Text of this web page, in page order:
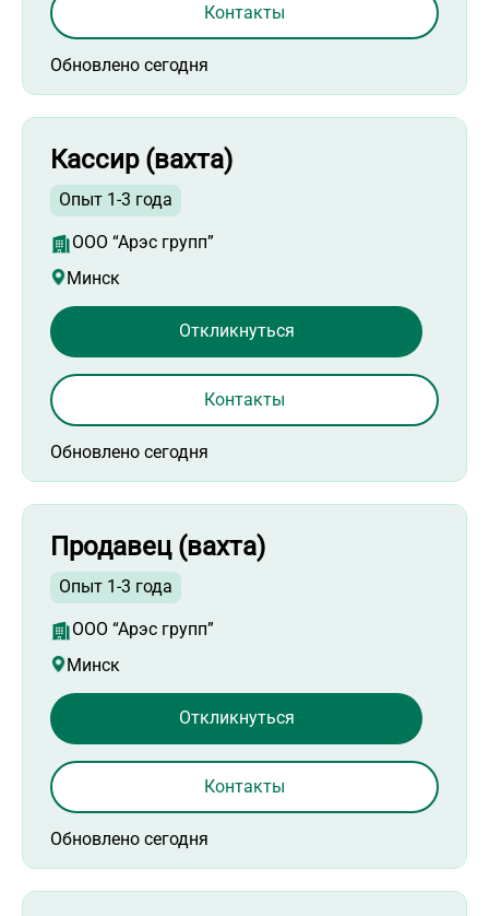
Обновлено сегодня
Контакты
Кассир (вахта)
Опыт 1-3 года
ООО “Арэс групп”
Минск
Обновлено сегодня
Откликнуться
Контакты
Продавец (вахта)
Опыт 1-3 года
ООО “Арэс групп”
Минск
Обновлено сегодня
Откликнуться
Контакты